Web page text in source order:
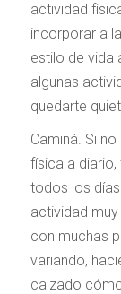
actividad
incorporar a
estilo de vida
algunas
quedarte
Caminá. Si
física a
todos los
actividad
con muchas
variando,
calzado